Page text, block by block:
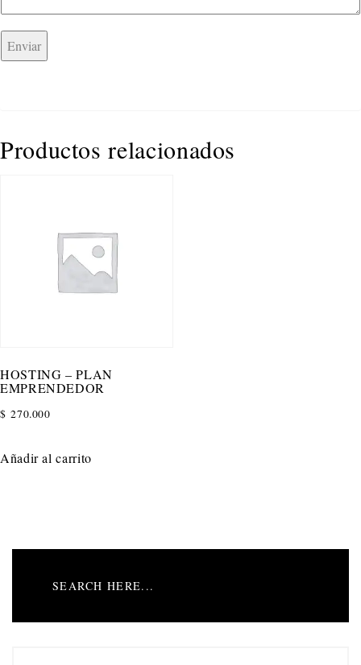
Productos relacionados
HOSTING – PLAN
EMPRENDEDOR
$ 270.000
Añadir al carrito